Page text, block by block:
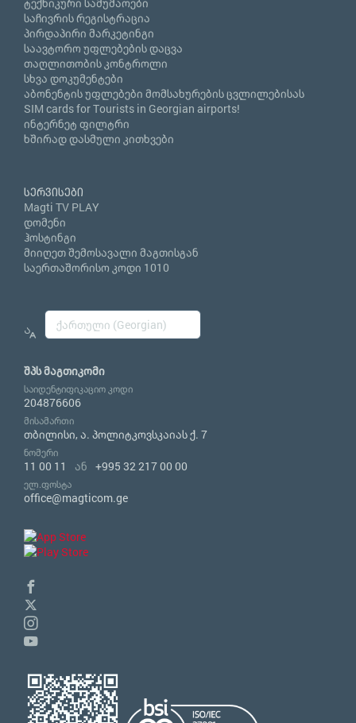
ტექნიკური სამუშაოები
საჩივრის რეგისტრაცია
პირდაპირი მარკეტინგი
საავტორო უფლებების დაცვა
თაღლითობის კონტროლი
სხვა დოკუმენტები
აბონენტის უფლებები მომსახურების ცვლილებისას
SIM cards for Tourists in Georgian airports!
ინტერნეტ ფილტრი
ხშირად დასმული კითხვები
სერვისები
Magti TV PLAY
დომენი
ჰოსტინგი
მიიღეთ შემოსავალი მაგთისგან
საერთაშორისო კოდი 1010
შპს მაგთიკომი
საიდენტიფიკაციო კოდი
204876606
მისამართი
თბილისი, ა. პოლიტკოვსკაიას ქ. 7
ნომერი
11 00 11 ან +995 32 217 00 00
ელ.ფოსტა
office@magticom.ge